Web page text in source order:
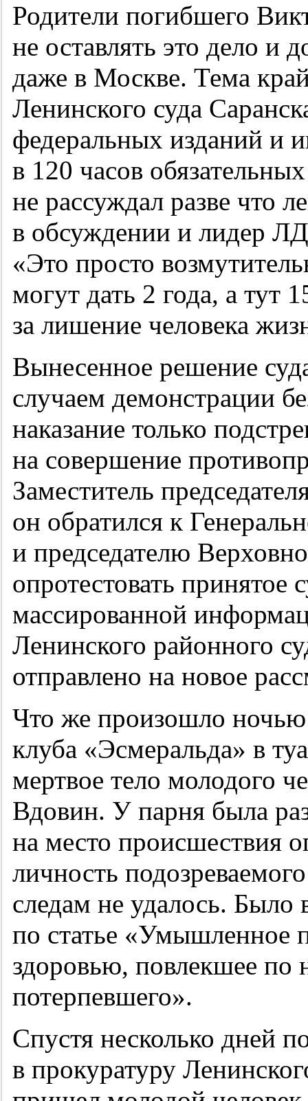
Родители погибшего
не оставлять это дело и
даже в Москве. Тема
Ленинского суда
федеральных изданий и
в 120 часов
не рассуждал разве что
в обсуждении и лидер
«Это просто
могут дать 2 года, а тут
за лишение человека
Вынесенное решение
случаем демонстрации
наказание только
на совершение
Заместитель
он обратился к
и председателю
опротестовать принятое
массированной
Ленинского районного
отправлено на новое
Что же произошло ночью
клуба «Эсмеральда» в
мертвое тело молодого
Вдовин. У парня была
на место происшествия
личность
следам не удалось. Было
по статье «Умышленное
здоровью, повлекшее по
потерпевшего».
Спустя несколько дней
в прокуратуру